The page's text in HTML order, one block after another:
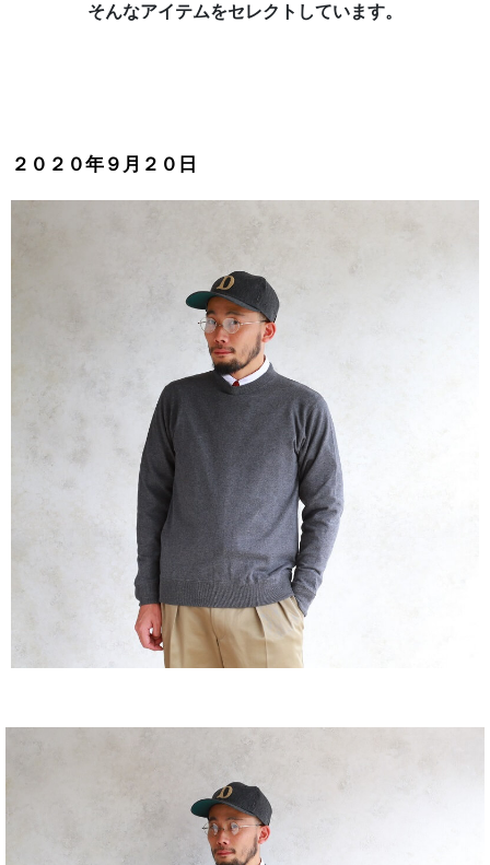
そんなアイテムをセレクトしています。
２０２０年９月２０日